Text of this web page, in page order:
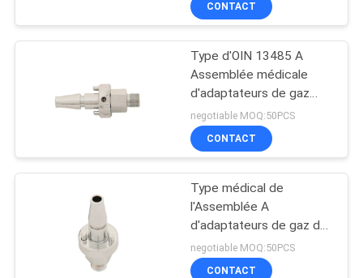
Bouteille
d'humidificateur
Régulateurs
7
CONTACT
Type d'OIN 13485 A
Assemblée médicale
d'adaptateurs de gaz
d'hexagone pour
l'oxygène
negotiable MOQ:50PCS
CONTACT
Type médical de
l'Assemblée A
d'adaptateurs de gaz de
l'oxygène de la CE
negotiable MOQ:50PCS
CONTACT